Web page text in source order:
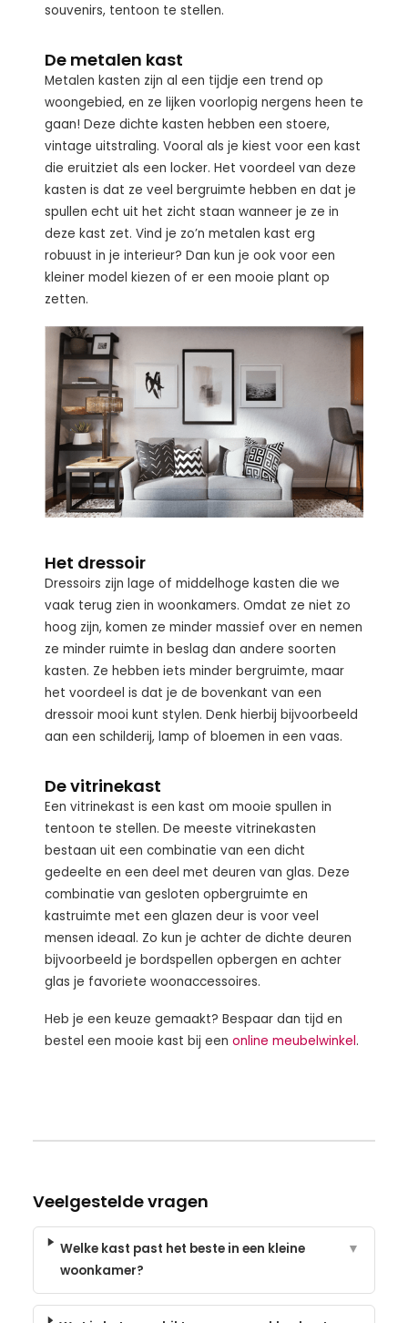
souvenirs, tentoon te stellen.
De metalen kast
Metalen kasten zijn al een tijdje een trend op
woongebied, en ze lijken voorlopig nergens heen te
gaan! Deze dichte kasten hebben een stoere,
vintage uitstraling. Vooral als je kiest voor een kast
die eruitziet als een locker. Het voordeel van deze
kasten is dat ze veel bergruimte hebben en dat je
spullen echt uit het zicht staan wanneer je ze in
deze kast zet. Vind je zo’n metalen kast erg
robuust in je interieur? Dan kun je ook voor een
kleiner model kiezen of er een mooie plant op
zetten.
Het dressoir
Dressoirs zijn lage of middelhoge kasten die we
vaak terug zien in woonkamers. Omdat ze niet zo
hoog zijn, komen ze minder massief over en nemen
ze minder ruimte in beslag dan andere soorten
kasten. Ze hebben iets minder bergruimte, maar
het voordeel is dat je de bovenkant van een
dressoir mooi kunt stylen. Denk hierbij bijvoorbeeld
aan een schilderij, lamp of bloemen in een vaas.
De vitrinekast
Een vitrinekast is een kast om mooie spullen in
tentoon te stellen. De meeste vitrinekasten
bestaan uit een combinatie van een dicht
gedeelte en een deel met deuren van glas. Deze
combinatie van gesloten opbergruimte en
kastruimte met een glazen deur is voor veel
mensen ideaal. Zo kun je achter de dichte deuren
bijvoorbeeld je bordspellen opbergen en achter
glas je favoriete woonaccessoires.
Heb je een keuze gemaakt? Bespaar dan tijd en
bestel een mooie kast bij een online meubelwinkel.
Veelgestelde vragen
Welke kast past het beste in een kleine
woonkamer?
▼